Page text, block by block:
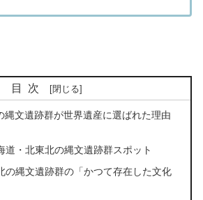
目次
縄文遺跡群が世界遺産に選ばれた理由
道・北東北の縄文遺跡群スポット
の縄文遺跡群の「かつて存在した文化